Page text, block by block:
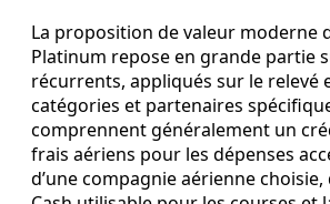
La proposition de valeur moderne
Platinum repose en grande partie
récurrents, appliqués sur le relevé
catégories et partenaires
comprennent généralement un
frais aériens pour les dépenses
d’une compagnie aérienne